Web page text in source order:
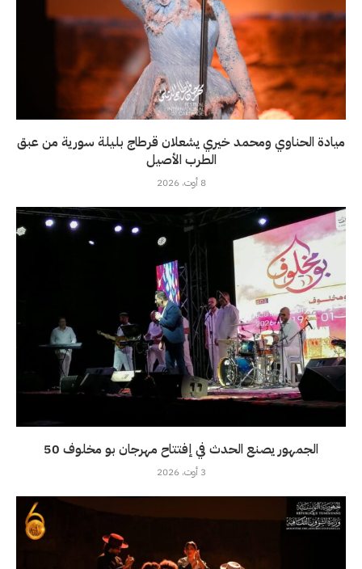
ميادة الحناوي ومحمد خيري يشعلان قرطاج بليلة سورية من عبق
الطرب الأصيل
8 أوت، 2026
الجمهور يصنع الحدث في إفتتاح مهرجان بو مخلوف 50
3 أوت، 2026